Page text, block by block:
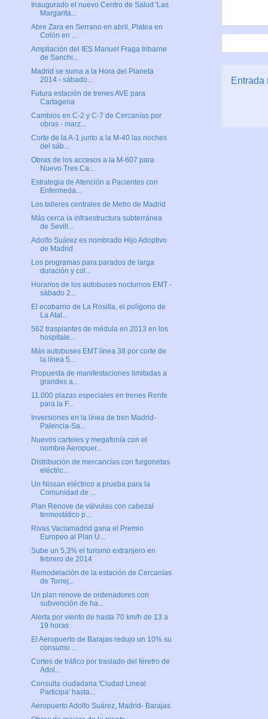
Entrada
Inaugurado el nuevo Centro de Salud 'Las
Margarita...
Abre Zara en Serrano en abril, Platea en
Colón en ...
Ampliación del IES Manuel Fraga Iribarne
de Sanchi...
Madrid se suma a la Hora del Planeta
2014 - sábado...
Futura estación de trenes AVE para
Cartagena
Cambios en C-2 y C-7 de Cercanías por
obras - marz...
Corte de la A-1 junto a la M-40 las noches
del sáb...
Obras de los accesos a la M-607 para
Nuevo Tres Ca...
Estrategia de Atención a Pacientes con
Enfermeda...
Los talleres centrales de Metro de Madrid
Más cerca la infraestructura subterránea
de Sevill...
Adolfo Suárez es nombrado Hijo Adoptivo
de Madrid
Los programas para parados de larga
duración y col...
Horarios de los autobuses nocturnos EMT -
sábado 2...
El ecobarrio de La Rosilla, el polígono de
La Atal...
562 trasplantes de médula en 2013 en los
hospitale...
Más autobuses EMT línea 38 por corte de
la línea 5...
Propuesta de manifestaciones limitadas a
grandes a...
11.000 plazas especiales en trenes Renfe
para la F...
Inversiones en la línea de tren Madrid-
Palencia-Sa...
Nuevos carteles y megafonía con el
nombre Aeropuer...
Distribución de mercancías con furgonetas
eléctric...
Un Nissan eléctrico a prueba para la
Comunidad de ...
Plan Renove de válvulas con cabezal
termostático p...
Rivas Vaciamadrid gana el Premio
Europeo al Plan U...
Sube un 5,3% el turismo extranjero en
febrero de 2014
Remodelación de la estación de Cercanías
de Torrej...
Un plan renove de ordenadores con
subvención de ha...
Alerta por viento de hasta 70 km/h de 13 a
19 horas
El Aeropuerto de Barajas redujo un 10% su
consumo ...
Cortes de tráfico por traslado del féretro de
Adol...
Consulta ciudadana 'Ciudad Lineal
Participa' hasta...
Aeropuerto Adolfo Suárez, Madrid- Barajas